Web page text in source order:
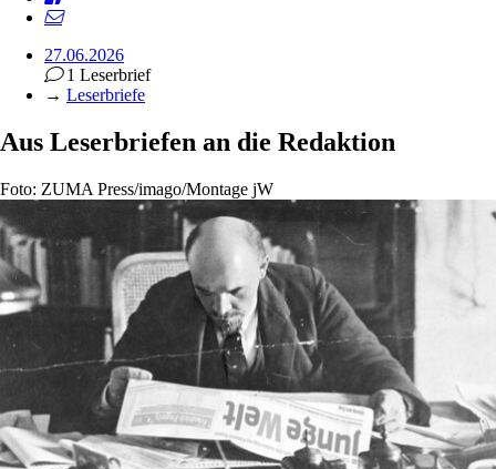
27.06.2026
1 Leserbrief
→ Leserbriefe
Aus Leserbriefen an die Redaktion
Foto: ZUMA Press/imago/Montage jW